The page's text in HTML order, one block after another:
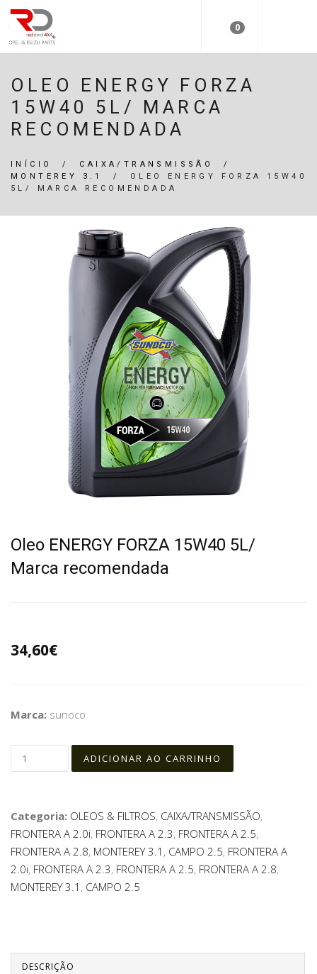
0
OLEO ENERGY FORZA
15W40 5L/ MARCA
RECOMENDADA
INÍCIO / CAIXA/TRANSMISSÃO
/
MONTEREY 3.1
/ OLEO ENERGY FORZA 15W40
5L/ MARCA RECOMENDADA
Oleo ENERGY FORZA 15W40 5L/
Marca recomendada
34,60€
Marca: sunoco
Categoria: OLEOS & FILTROS, CAIXA/TRANSMISSÃO,
FRONTERA A 2.0i, FRONTERA A 2.3, FRONTERA A 2.5,
FRONTERA A 2.8, MONTEREY 3.1 , CAMPO 2.5, FRONTERA A
2.0i, FRONTERA A 2.3, FRONTERA A 2.5, FRONTERA A 2.8,
MONTEREY 3.1 , CAMPO 2.5
DESCRIÇÃO